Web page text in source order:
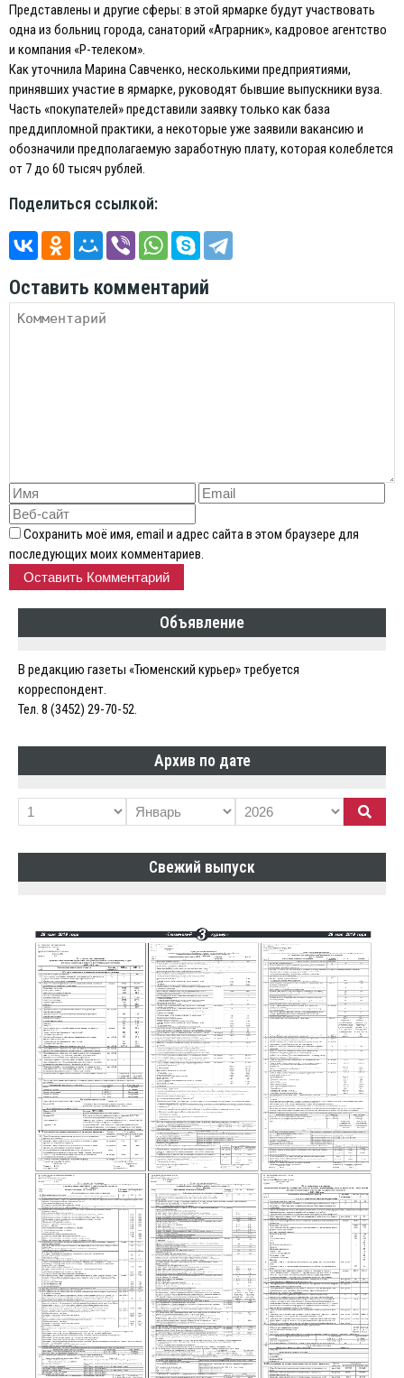
Представлены и другие сферы: в этой ярмарке будут участвовать
одна из больниц города, санаторий «Аграрник», кадровое агентство
и компания «Р-телеком».
Как уточнила Марина Савченко, несколькими предприятиями,
принявших участие в ярмарке, руководят бывшие выпускники вуза.
Часть «покупателей» представили заявку только как база
преддипломной практики, а некоторые уже заявили вакансию и
обозначили предполагаемую заработную плату, которая колеблется
от 7 до 60 тысяч рублей.
Поделиться ссылкой:
Оставить комментарий
Сохранить моё имя, email и адрес сайта в этом браузере для
последующих моих комментариев.
Объявление
В редакцию газеты «Тюменский курьер» требуется
корреспондент.
Тел. 8 (3452) 29-70-52.
Архив по дате
Свежий выпуск